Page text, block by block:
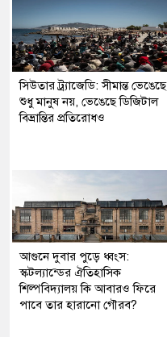
সিউতার ট্র্যাজেডি: সীমান্ত ভেঙেছে
শুধু মানুষ নয়, ভেঙেছে ডিজিটাল
বিভ্রান্তির প্রতিরোধও
আগুনে দুবার পুড়ে ধ্বংস:
স্কটল্যান্ডের ঐতিহাসিক
শিল্পবিদ্যালয় কি আবারও ফিরে
পাবে তার হারানো গৌরব?